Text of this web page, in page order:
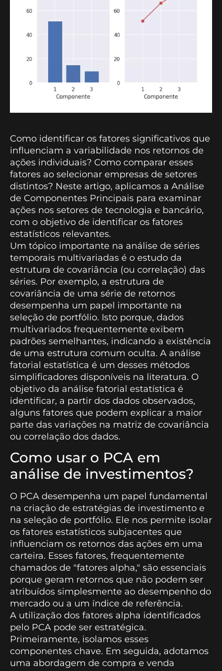
Como identificar os fatores significativos que
influenciam a variabilidade nos retornos de
ações individuais? Como comparar esses
fatores ao selecionar empresas de setores
distintos? Neste artigo, aplicamos a Análise
de Componentes Principais para examinar
ações nos setores de tecnologia e bancário,
com o objetivo de identificar os fatores
estatísticos relevantes.
Um tópico importante na análise de séries
temporais multivariadas é o estudo da
estrutura de covariância (ou correlação) das
séries. Por exemplo, a estrutura de
covariância de uma série de retornos
desempenha um papel importante na
seleção de portfólio. Isto porque, dados
multivariados frequentemente exibem
padrões semelhantes, indicando a existência
de uma estrutura comum oculta. A análise
fatorial estatística é um desses métodos
simplificadores disponíveis na literatura. O
objetivo da análise fatorial estatística é
identificar, a partir dos dados observados,
alguns fatores que podem explicar a maior
parte das variações na matriz de covariância
ou correlação dos dados.
Como usar o PCA em
análise de investimentos?
O PCA desempenha um papel fundamental
na criação de estratégias de investimento e
na seleção de portfólio. Ele nos permite isolar
os fatores estatísticos subjacentes que
influenciam os retornos das ações em uma
carteira. Esses fatores, frequentemente
chamados de "fatores alpha," são essenciais
porque geram retornos que não podem ser
atribuídos simplesmente ao desempenho do
mercado ou a um índice de referência.
A utilização dos fatores alpha identificados
pelo PCA pode ser estratégica.
Primeiramente, isolamos esses
componentes chave. Em seguida, adotamos
uma abordagem de compra e venda